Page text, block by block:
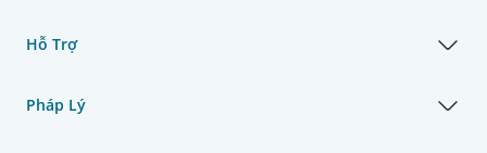
Hỗ Trợ
Pháp Lý